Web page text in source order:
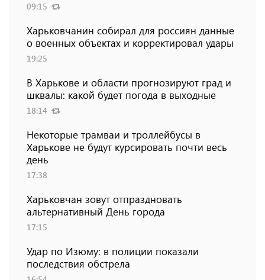
09:15
Харьковчанин собирал для россиян данные
о военных объектах и ​​корректировал удары
19:25
В Харькове и области прогнозируют град и
шквалы: какой будет погода в выходные
18:14
Некоторые трамваи и троллейбусы в
Харькове не будут курсировать почти весь
день
17:38
Харьковчан зовут отпраздновать
альтернативный День города
17:15
Удар по Изюму: в полиции показали
последствия обстрела